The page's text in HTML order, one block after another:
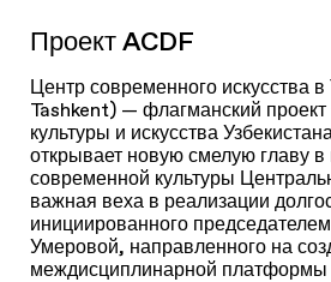
Проект ACDF
Центр современного искусства
Tashkent) — флагманский
культуры и искусства
открывает новую смелую главу в
современной культуры
важная веха в реализации
инициированного
Умеровой, направленного на
междисциплинарной платформы